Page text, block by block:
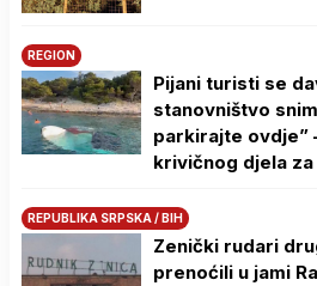
REGION
Pijani turisti se
stanovništvo
parkirajte ovdje”
krivičnog djela
REPUBLIKA SRPSKA / BIH
Zenički rudari
prenoćili u jami